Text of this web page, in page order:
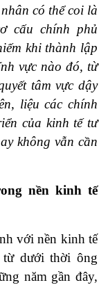
có thể coi là
cấu chính phủ
khi thành lập
vực nào đó, từ
tâm vực dậy
liệu các chính
của kinh tế tư
không vẫn cần
nền kinh tế
với nền kinh tế
từ dưới thời ông
năm gần đây,